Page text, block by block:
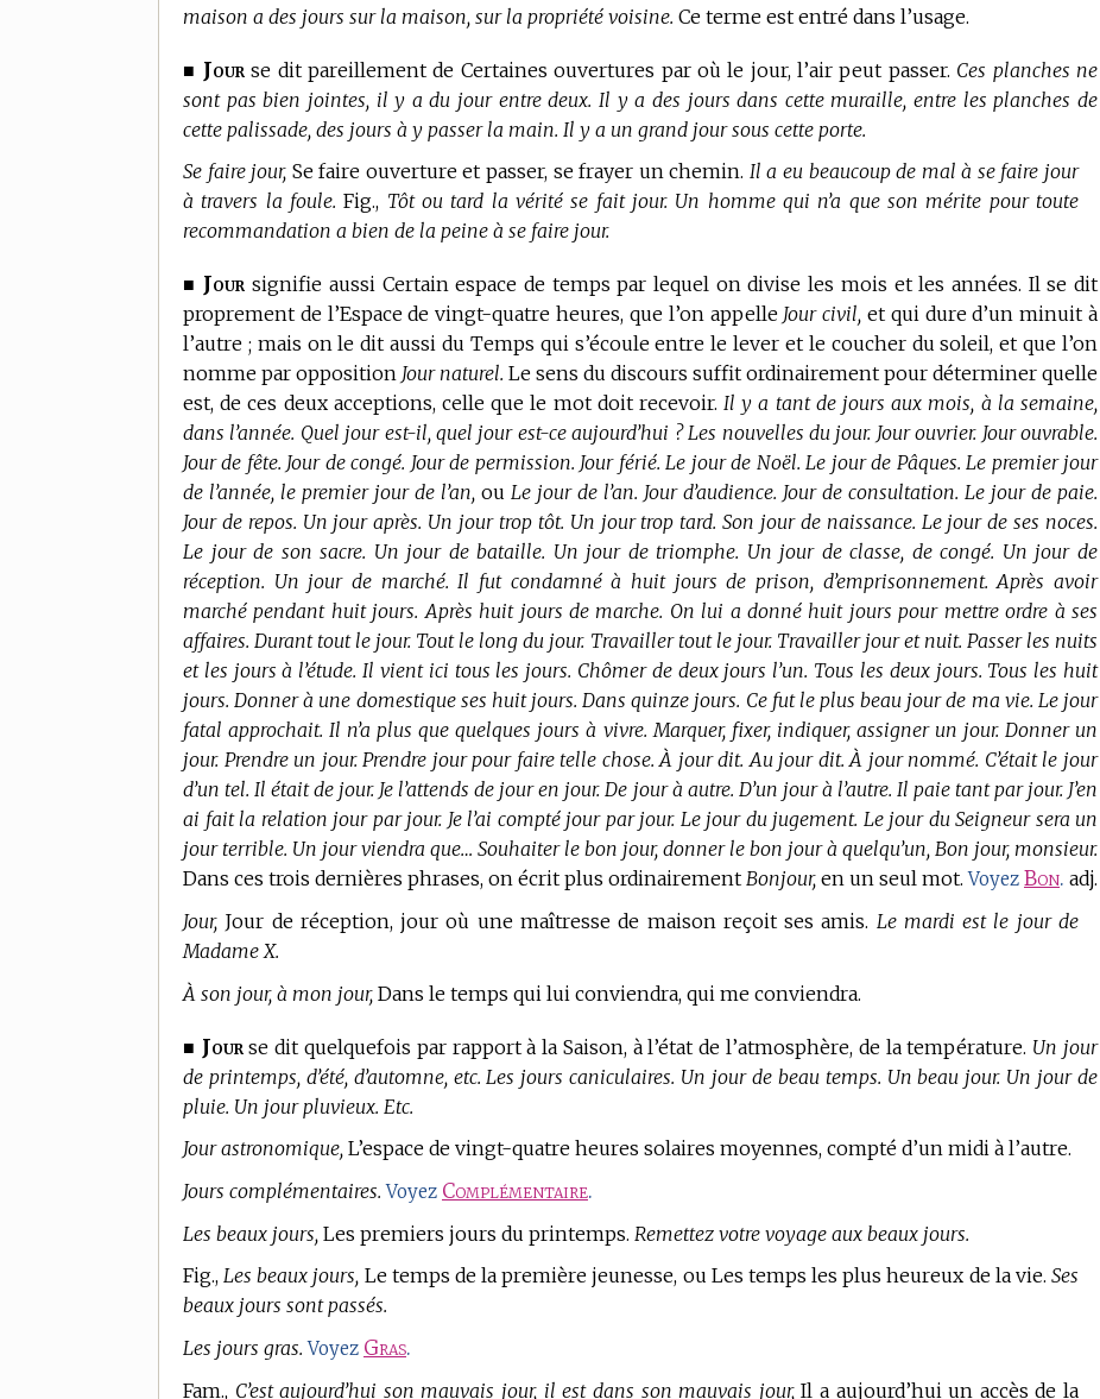
maison a des jours sur la maison, sur la propriété voisine. Ce terme est entré dans l’usage.
■ Jourse dit pareillement de Certaines ouvertures par où le jour, l’air peut passer. Ces planches ne
sont pas bien jointes, il y a du jour entre deux. Il y a des jours dans cette muraille, entre les planches de
cette palissade, des jours à y passer la main. Il y a un grand jour sous cette porte.
Se faire jour, Se faire ouverture et passer, se frayer un chemin. Il a eu beaucoup de mal à se faire jour
à travers la foule. Fig., Tôt ou tard la vérité se fait jour. Un homme qui n’a que son mérite pour toute
recommandation a bien de la peine à se faire jour.
■ Jour signifie aussi Certain espace de temps par lequel on divise les mois et les années. Il se dit
proprement de l’Espace de vingt-quatre heures, que l’on appelle Jour civil, et qui dure d’un minuit à
l’autre ; mais on le dit aussi du Temps qui s’écoule entre le lever et le coucher du soleil, et que l’on
nomme par opposition Jour naturel. Le sens du discours suffit ordinairement pour déterminer quelle
est, de ces deux acceptions, celle que le mot doit recevoir.Il y a tant de jours aux mois, à la semaine,
dans l’année. Quel jour est-il, quel jour est-ce aujourd’hui ? Les nouvelles du jour. Jour ouvrier. Jour ouvrable.
Jour de fête. Jour de congé. Jour de permission. Jour férié. Le jour de Noël. Le jour de Pâques. Le premier jour
de l’année, le premier jour de l’an, ouLe jour de l’an. Jour d’audience. Jour de consultation. Le jour de paie.
Jour de repos. Un jour après. Un jour trop tôt. Un jour trop tard. Son jour de naissance. Le jour de ses noces.
Le jour de son sacre. Un jour de bataille. Un jour de triomphe. Un jour de classe, de congé. Un jour de
réception. Un jour de marché. Il fut condamné à huit jours de prison, d’emprisonnement. Après avoir
marché pendant huit jours. Après huit jours de marche. On lui a donné huit jours pour mettre ordre à ses
affaires. Durant tout le jour. Tout le long du jour. Travailler tout le jour. Travailler jour et nuit. Passer les nuits
et les jours à l’étude. Il vient ici tous les jours. Chômer de deux jours l’un. Tous les deux jours. Tous les huit
jours. Donner à une domestique ses huit jours. Dans quinze jours. Ce fut le plus beau jour de ma vie. Le jour
fatal approchait. Il n’a plus que quelques jours à vivre. Marquer, fixer, indiquer, assigner un jour. Donner un
jour. Prendre un jour. Prendre jour pour faire telle chose. À jour dit. Au jour dit. À jour nommé. C’était le jour
d’un tel. Il était de jour. Je l’attends de jour en jour. De jour à autre. D’un jour à l’autre. Il paie tant par jour. J’en
ai fait la relation jour par jour. Je l’ai compté jour par jour. Le jour du jugement. Le jour du Seigneur sera un
jour terrible. Un jour viendra que… Souhaiter le bon jour, donner le bon jour à quelqu’un, Bon jour, monsieur.
Dans ces trois dernières phrases, on écrit plus ordinairement Bonjour, en un seul mot.Voyez Bon. adj.
Jour, Jour de réception, jour où une maîtresse de maison reçoit ses amis. Le mardi est le jour de
Madame X.
À son jour, à mon jour, Dans le temps qui lui conviendra, qui me conviendra.
■ Jourse dit quelquefois par rapport à la Saison, à l’état de l’atmosphère, de la température. Un jour
de printemps, d’été, d’automne, etc. Les jours caniculaires. Un jour de beau temps. Un beau jour. Un jour de
pluie. Un jour pluvieux. Etc.
Jour astronomique, L’espace de vingt-quatre heures solaires moyennes, compté d’un midi à l’autre.
Jours complémentaires. Voyez Complémentaire.
Les beaux jours, Les premiers jours du printemps. Remettez votre voyage aux beaux jours.
Fig.,Les beaux jours, Le temps de la première jeunesse, ou Les temps les plus heureux de la vie.Ses
beaux jours sont passés.
Les jours gras. Voyez Gras.
Fam., C’est aujourd’hui son mauvais jour, il est dans son mauvais jour,Il a aujourd’hui un accès de la